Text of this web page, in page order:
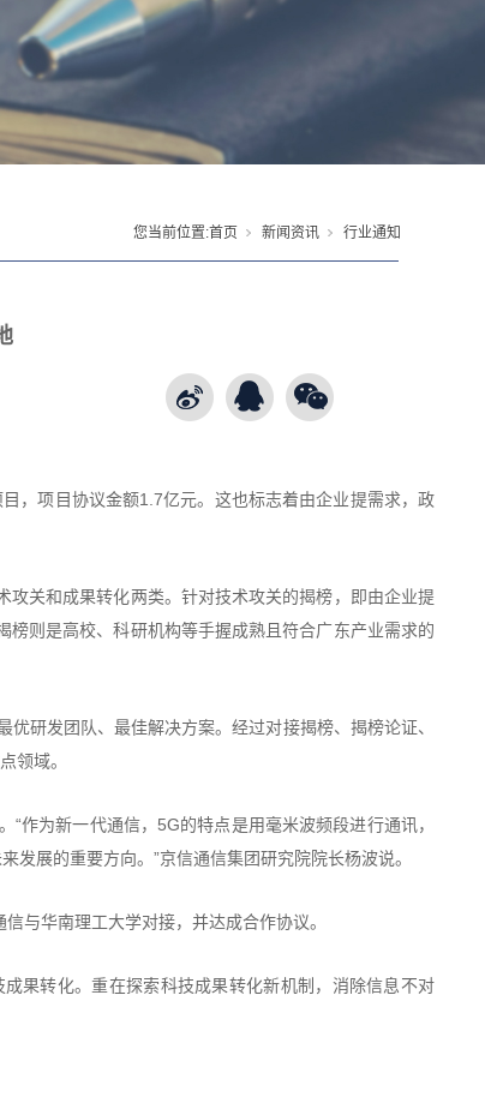
您当前位置:首页 新闻资讯 行业通知
，项目协议金额1.7亿元。这也标志着由企业提需求，政
关和成果转化两类。针对技术攻关的揭榜，即由企业提
则是高校、科研机构等手握成熟且符合广东产业需求的
研发团队、最佳解决方案。经过对接揭榜、揭榜论证、
领域。
作为新一代通信，5G的特点是用毫米波频段进行通讯，
展的重要方向。”京信通信集团研究院院长杨波说。
与华南理工大学对接，并达成合作协议。
果转化。重在探索科技成果转化新机制，消除信息不对